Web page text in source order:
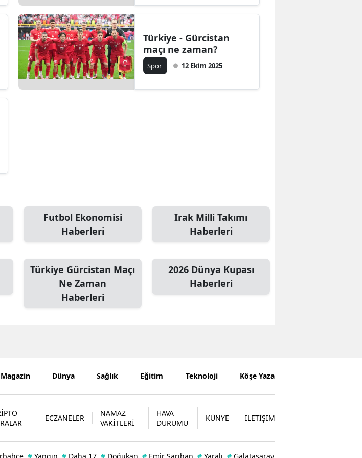
Türkiye - Gürcistan
maçı ne zaman?
Spor 12 Ekim 2025
Futbol Ekonomisi
Haberleri
Irak Milli Takımı
Haberleri
Türkiye Gürcistan Maçı
Ne Zaman
Haberleri
2026 Dünya Kupası
Haberleri
Magazin Dünya Sağlık Eğitim Teknoloji Köşe Yazarları
ECZANELER
NAMAZ
VAKİTLERİ
HAVA
DURUMU
KÜNYE İLETİŞİM